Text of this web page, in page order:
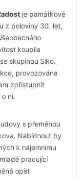
je památkově
z poloviny 30. let,
koupila
skupinou Siko.
provozována
zpřístupnit
ní.
s přeměnou
Nabídnout by
k nájemnímu
pracující
opět